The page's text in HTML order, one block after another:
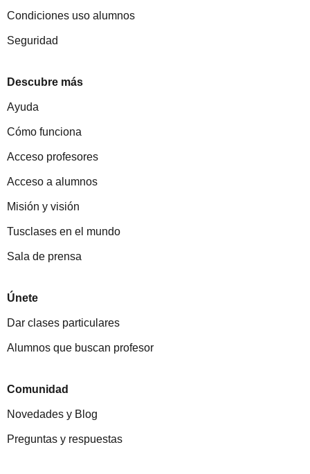
Condiciones uso alumnos
Seguridad
Descubre más
Ayuda
Cómo funciona
Acceso profesores
Acceso a alumnos
Misión y visión
Tusclases en el mundo
Sala de prensa
Únete
Dar clases particulares
Alumnos que buscan profesor
Comunidad
Novedades y Blog
Preguntas y respuestas